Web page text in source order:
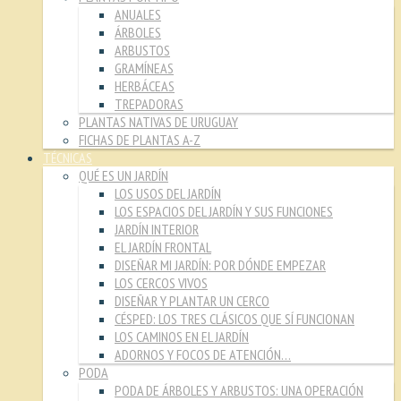
ANUALES
ÁRBOLES
ARBUSTOS
GRAMÍNEAS
HERBÁCEAS
TREPADORAS
PLANTAS NATIVAS DE URUGUAY
FICHAS DE PLANTAS A-Z
TÉCNICAS
QUÉ ES UN JARDÍN
LOS USOS DEL JARDÍN
LOS ESPACIOS DEL JARDÍN Y SUS FUNCIONES
JARDÍN INTERIOR
EL JARDÍN FRONTAL
DISEÑAR MI JARDÍN: POR DÓNDE EMPEZAR
LOS CERCOS VIVOS
DISEÑAR Y PLANTAR UN CERCO
CÉSPED: LOS TRES CLÁSICOS QUE SÍ FUNCIONAN
LOS CAMINOS EN EL JARDÍN
ADORNOS Y FOCOS DE ATENCIÓN…
PODA
PODA DE ÁRBOLES Y ARBUSTOS: UNA OPERACIÓN